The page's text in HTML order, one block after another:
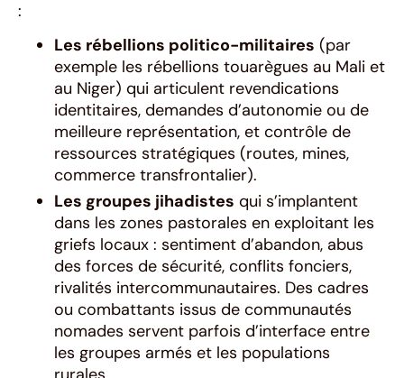
:
Les rébellions politico-militaires (par
exemple les rébellions touarègues au Mali et
au Niger) qui articulent revendications
identitaires, demandes d’autonomie ou de
meilleure représentation, et contrôle de
ressources stratégiques (routes, mines,
commerce transfrontalier).
Les groupes jihadistes qui s’implantent
dans les zones pastorales en exploitant les
griefs locaux : sentiment d’abandon, abus
des forces de sécurité, conflits fonciers,
rivalités intercommunautaires. Des cadres
ou combattants issus de communautés
nomades servent parfois d’interface entre
les groupes armés et les populations